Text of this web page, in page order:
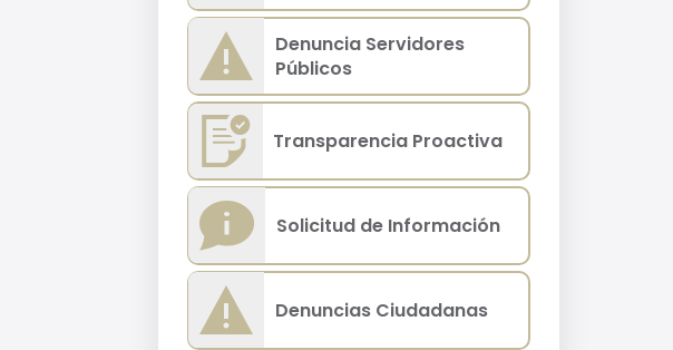
Denuncia Servidores
Públicos
Transparencia Proactiva
Solicitud de Información
Denuncias Ciudadanas